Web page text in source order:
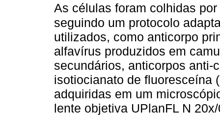
As células foram colhidas
seguindo um protocolo
utilizados, como anticorpo
alfavírus produzidos em
secundários, anticorpos anti-
isotiocianato de fluoresceína
adquiridas em um
lente objetiva UPlanFL N